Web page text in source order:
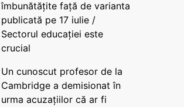
îmbunătățite față de varianta
publicată pe 17 iulie /
Sectorul educației este
crucial
Un cunoscut profesor de la
Cambridge a demisionat în
urma acuzațiilor că ar fi